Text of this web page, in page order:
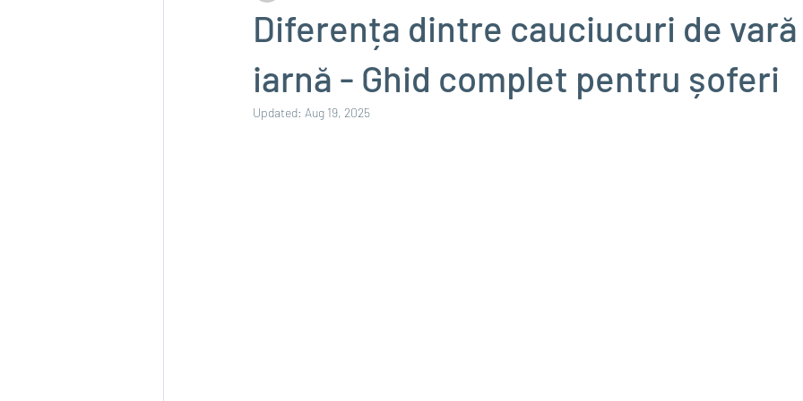
Diferența dintre cauciucuri de
iarnă - Ghid complet pentru șoferi
Updated: Aug 19, 2025